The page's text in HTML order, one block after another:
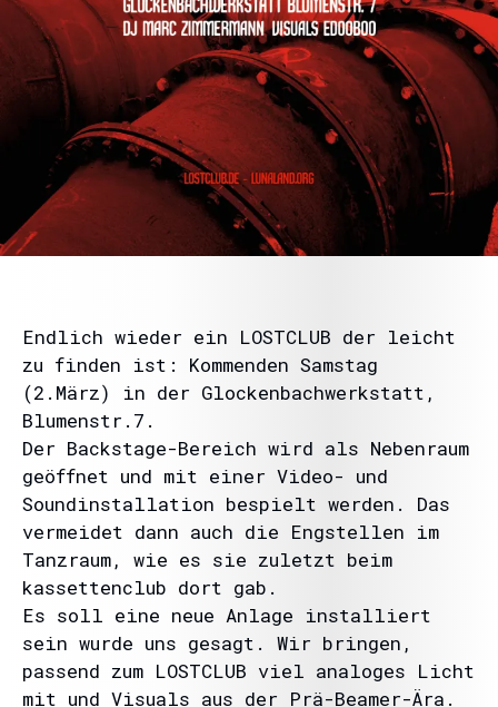
Endlich wieder ein LOSTCLUB der leicht
zu finden ist: Kommenden Samstag
(2.März) in der Glockenbachwerkstatt,
Blumenstr.7.
Der Backstage-Bereich wird als Nebenraum
geöffnet und mit einer Video- und
Soundinstallation bespielt werden. Das
vermeidet dann auch die Engstellen im
Tanzraum, wie es sie zuletzt beim
kassettenclub dort gab.
Es soll eine neue Anlage installiert
sein wurde uns gesagt. Wir bringen,
passend zum LOSTCLUB viel analoges Licht
mit und Visuals aus der Prä-Beamer-Ära.